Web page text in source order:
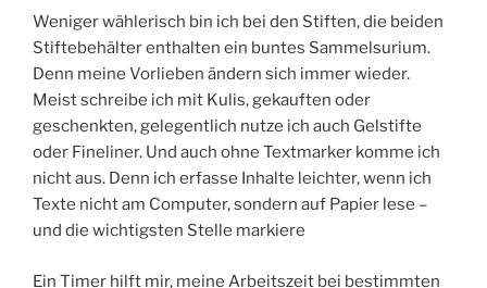
Weniger wählerisch bin ich bei den Stiften, die beiden
Stiftebehälter enthalten ein buntes Sammelsurium.
Denn meine Vorlieben ändern sich immer wieder.
Meist schreibe ich mit Kulis, gekauften oder
geschenkten, gelegentlich nutze ich auch Gelstifte
oder Fineliner. Und auch ohne Textmarker komme ich
nicht aus. Denn ich erfasse Inhalte leichter, wenn ich
Texte nicht am Computer, sondern auf Papier lese –
und die wichtigsten Stelle markiere
Ein Timer hilft mir, meine Arbeitszeit bei bestimmten